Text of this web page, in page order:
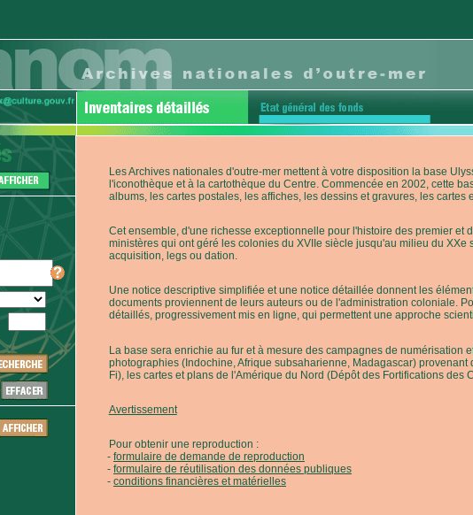
Les Archives nationales d'outre-mer mettent à votre disposition la base
l'iconothèque et à la cartothèque du Centre. Commencée en 2002, cette
albums, les cartes postales, les affiches, les dessins et gravures, les cartes
Cet ensemble, d'une richesse exceptionnelle pour l'histoire des premier
ministères qui ont géré les colonies du XVIIe siècle jusqu'au milieu du
acquisition, legs ou dation.
Une notice descriptive simplifiée et une notice détaillée donnent les
documents proviennent de leurs auteurs ou de l'administration coloniale.
détaillés, progressivement mis en ligne, qui permettent une approche
La base sera enrichie au fur et à mesure des campagnes de
photographies (Indochine, Afrique subsaharienne, Madagascar)
Fi), les cartes et plans de l'Amérique du Nord (Dépôt des Fortifications des
Avertissement
Pour obtenir une reproduction :
formulaire de demande de reproduction
formulaire de réutilisation des données publiques
conditions financières et matérielles